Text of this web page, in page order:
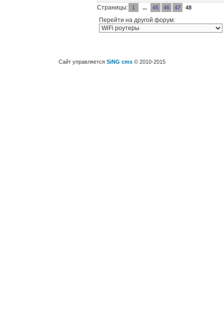
Страницы: 1 ... 45 46 47 48
Перейти на другой форум:
Сайт управляется SiNG cms © 2010-2015